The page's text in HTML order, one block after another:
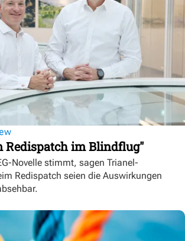
Redispatch im Blindflug"
Novelle stimmt, sagen Trianel-
Redispatch seien die Auswirkungen